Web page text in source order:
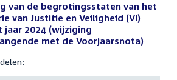
van de begrotingsstaten van het
van Justitie en Veiligheid (VI)
jaar 2024 (wijziging
met de Voorjaarsnota)